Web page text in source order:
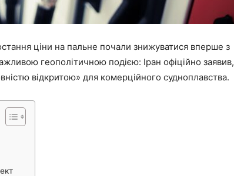
ціни на пальне почали знижуватися вперше з
геополітичною подією: Іран офіційно заявив,
відкритою» для комерційного судноплавства.